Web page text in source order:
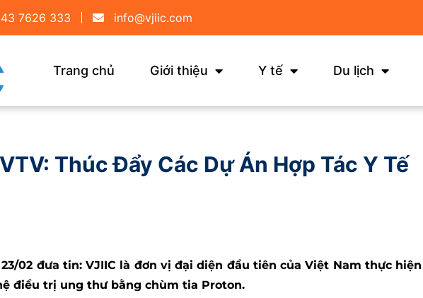
7626 333 info@vjiic.com
Trang chủ Giới thiệu Y tế Du lịch
Thúc Đẩy Các Dự Án Hợp Tác Y Tế
23/02 đưa tin: VJIIC là đơn vị đại diện đầu tiên của Việt Nam thực hiện
điều trị ung thư bằng chùm tia Proton.